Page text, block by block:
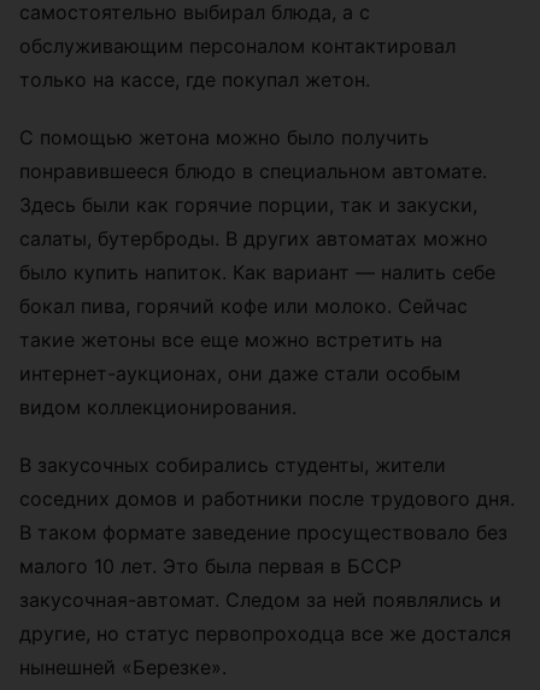
самостоятельно выбирал блюда, а с
обслуживающим персоналом контактировал
только на кассе, где покупал жетон.
С помощью жетона можно было получить
понравившееся блюдо в специальном автомате.
Здесь были как горячие порции, так и закуски,
салаты, бутерброды. В других автоматах можно
было купить напиток. Как вариант — налить себе
бокал пива, горячий кофе или молоко. Сейчас
такие жетоны все еще можно встретить на
интернет-аукционах, они даже стали особым
видом коллекционирования.
В закусочных собирались студенты, жители
соседних домов и работники после трудового дня.
В таком формате заведение просуществовало без
малого 10 лет. Это была первая в БССР
закусочная-автомат. Следом за ней появлялись и
другие, но статус первопроходца все же достался
нынешней «Березке».